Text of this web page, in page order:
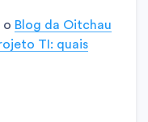
o Blog da Oitchau
TI: quais